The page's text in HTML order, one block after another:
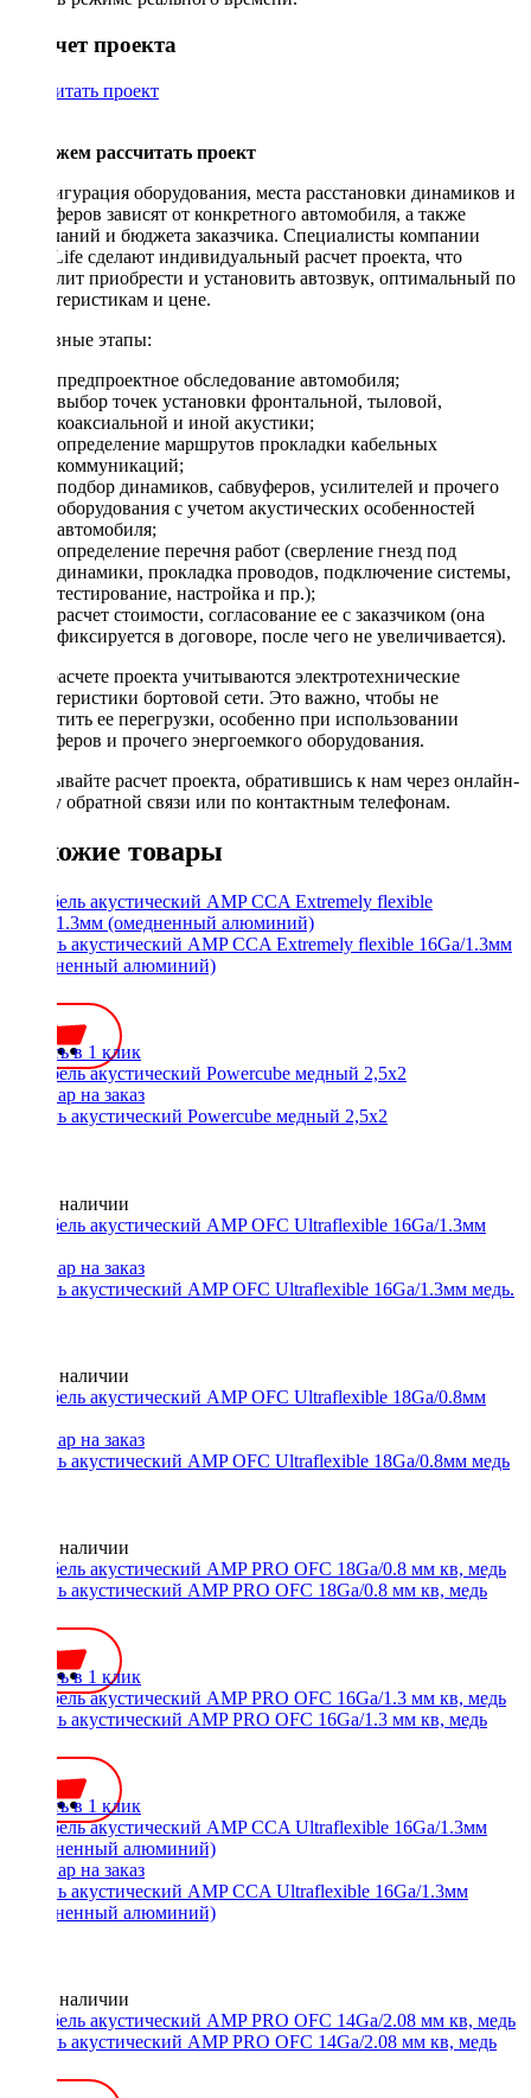
Рассчет проекта
Рассчитать проект
Поможем рассчитать проект
Конфигурация оборудования, места расстановки динамиков и
сабвуферов зависят от конкретного автомобиля, а также
пожеланий и бюджета заказчика. Специалисты компании
DriveLife сделают индивидуальный расчет проекта, что
позволит приобрести и установить автозвук, оптимальный по
характеристикам и цене.
Основные этапы:
предпроектное обследование автомобиля;
выбор точек установки фронтальной, тыловой,
коаксиальной и иной акустики;
определение маршрутов прокладки кабельных
коммуникаций;
подбор динамиков, сабвуферов, усилителей и прочего
оборудования с учетом акустических особенностей
автомобиля;
определение перечня работ (сверление гнезд под
динамики, прокладка проводов, подключение системы,
тестирование, настройка и пр.);
расчет стоимости, согласование ее с заказчиком (она
фиксируется в договоре, после чего не увеличивается).
При расчете проекта учитываются электротехнические
характеристики бортовой сети. Это важно, чтобы не
допустить ее перегрузки, особенно при использовании
сабвуферов и прочего энергоемкого оборудования.
Заказывайте расчет проекта, обратившись к нам через онлайн-
форму обратной связи или по контактным телефонам.
Похожие товары
Кабель акустический AMP CCA Extremely flexible 16Ga/1.3мм
(омедненный алюминий)
Купить в 1 клик
Кабель акустический Powercube медный 2,5х2
Нет в наличии
Кабель акустический AMP OFC Ultraflexible 16Ga/1.3мм медь.
Нет в наличии
Кабель акустический AMP OFC Ultraflexible 18Ga/0.8мм медь
Нет в наличии
Кабель акустический AMP PRO OFC 18Ga/0.8 мм кв, медь
Купить в 1 клик
Кабель акустический AMP PRO OFC 16Ga/1.3 мм кв, медь
Купить в 1 клик
Кабель акустический AMP CCA Ultraflexible 16Ga/1.3мм
(омедненный алюминий)
Нет в наличии
Кабель акустический AMP PRO OFC 14Ga/2.08 мм кв, медь